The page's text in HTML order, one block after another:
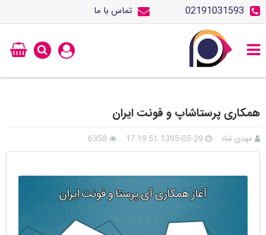
02191031593 تماس با ما
همکاری پرستاشاپ و فونت ایران
مهدی شاد 1395-05-29 17:19:51